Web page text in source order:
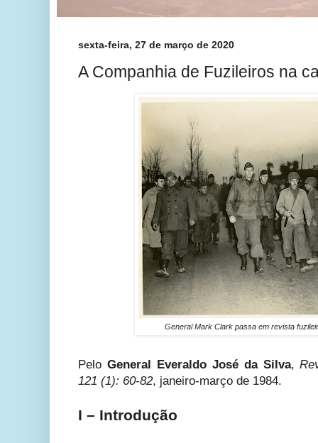
sexta-feira, 27 de março de 2020
A Companhia de Fuzileiros na
General Mark Clark passa em revista
Pelo General Everaldo José da Silva,
121 (1): 60-82, janeiro-março de 1984.
I – Introdução